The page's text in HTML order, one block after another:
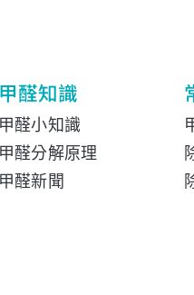
醛知識
醛小知識
醛分解原理
醛新聞